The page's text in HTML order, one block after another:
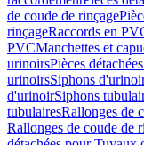
de coude de rinçage
rinçageRaccords en
PVCManchettes et
urinoirsPièces
urinoirsSiphons
d'urinoirSiphons
tubulairesRallonges de
Rallonges de coude de